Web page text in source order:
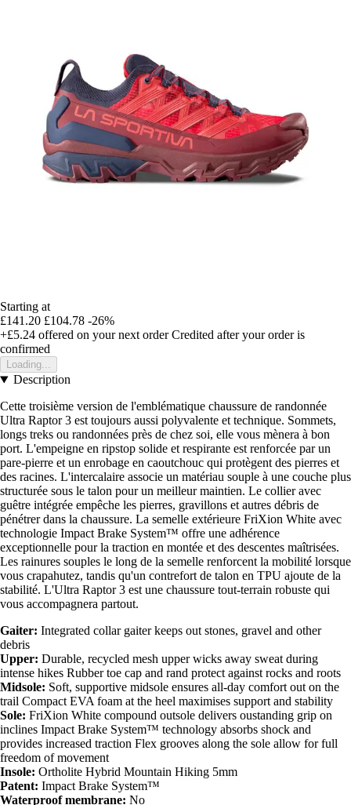
Starting at
£141.20 £104.78 -26%
+£5.24 offered on your next order Credited after your order is
confirmed
Loading...
Description
Cette troisième version de l'emblématique chaussure de randonnée
Ultra Raptor 3 est toujours aussi polyvalente et technique. Sommets,
longs treks ou randonnées près de chez soi, elle vous mènera à bon
port. L'empeigne en ripstop solide et respirante est renforcée par un
pare-pierre et un enrobage en caoutchouc qui protègent des pierres et
des racines. L'intercalaire associe un matériau souple à une couche plus
structurée sous le talon pour un meilleur maintien. Le collier avec
guêtre intégrée empêche les pierres, gravillons et autres débris de
pénétrer dans la chaussure. La semelle extérieure FriXion White avec
technologie Impact Brake System™ offre une adhérence
exceptionnelle pour la traction en montée et des descentes maîtrisées.
Les rainures souples le long de la semelle renforcent la mobilité lorsque
vous crapahutez, tandis qu'un contrefort de talon en TPU ajoute de la
stabilité. L'Ultra Raptor 3 est une chaussure tout-terrain robuste qui
vous accompagnera partout.
Gaiter: Integrated collar gaiter keeps out stones, gravel and other
debris
Upper: Durable, recycled mesh upper wicks away sweat during
intense hikes Rubber toe cap and rand protect against rocks and roots
Midsole: Soft, supportive midsole ensures all-day comfort out on the
trail Compact EVA foam at the heel maximises support and stability
Sole: FriXion White compound outsole delivers oustanding grip on
inclines Impact Brake System™ technology absorbs shock and
provides increased traction Flex grooves along the sole allow for full
freedom of movement
Insole: Ortholite Hybrid Mountain Hiking 5mm
Patent: Impact Brake System™
Waterproof membrane: No